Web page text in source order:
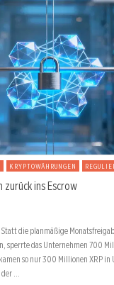
Nettogewinn schießt auf 62,6
100-MW-Anlage liefert
KRYPTOWÄHRUNGEN
zurück ins Escrow
die planmäßige
sperrte das Unternehmen 700
so nur 300 Millionen XRP
…